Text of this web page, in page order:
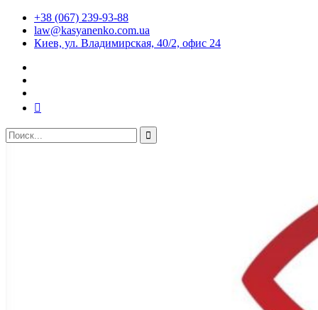
+38 (067) 239-93-88
law@kasyanenko.com.ua
Киев, ул. Владимирская, 40/2, офис 24